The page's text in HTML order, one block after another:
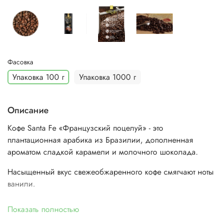
Фасовка
Упаковка 100 г Упаковка 1000 г
Описание
Кофе Santa Fe «Французский поцелуй» - это
плантационная арабика из Бразилии, дополненная
ароматом сладкой карамели и молочного шоколада.
Насыщенный вкус свежеобжаренного кофе смягчают ноты
ванили.
Французский поцелуй от Santa Fe подарит вам настоящий
Показать полностью